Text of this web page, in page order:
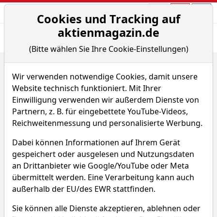
Aktien- und
Home Aktien Sino-German United AG Chart-Tool
Sino-German United Aktie
Watchlist SGU WKN SGU888
Sino-German United Chart
In den letzten 52 Wochen hat die Aktie von Sino-
Cookies und Tracking auf
aktienmagazin.de
(Bitte wählen Sie Ihre Cookie-Einstellungen)
Wir verwenden notwendige Cookies, damit unsere
Website technisch funktioniert. Mit Ihrer
Einwilligung verwenden wir außerdem Dienste von
Partnern, z. B. für eingebettete YouTube-Videos,
Reichweitenmessung und personalisierte Werbung.
Dabei können Informationen auf Ihrem Gerät
gespeichert oder ausgelesen und Nutzungsdaten
an Drittanbieter wie Google/YouTube oder Meta
übermittelt werden. Eine Verarbeitung kann auch
außerhalb der EU/des EWR stattfinden.
Sie können alle Dienste akzeptieren, ablehnen oder